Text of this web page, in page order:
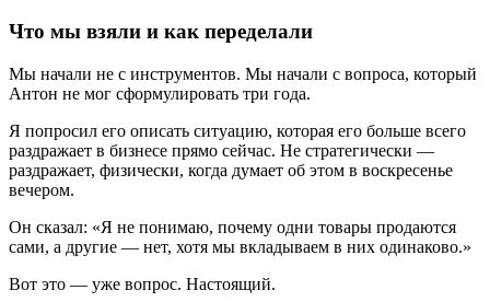
Что мы взяли и как переделали
Мы начали не с инструментов. Мы начали с вопроса, который
Антон не мог сформулировать три года.
Я попросил его описать ситуацию, которая его больше всего
раздражает в бизнесе прямо сейчас. Не стратегически —
раздражает, физически, когда думает об этом в воскресенье
вечером.
Он сказал: «Я не понимаю, почему одни товары продаются
сами, а другие — нет, хотя мы вкладываем в них одинаково.»
Вот это — уже вопрос. Настоящий.